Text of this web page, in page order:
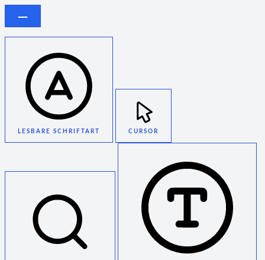
LESBARE SCHRIFTART CURSOR